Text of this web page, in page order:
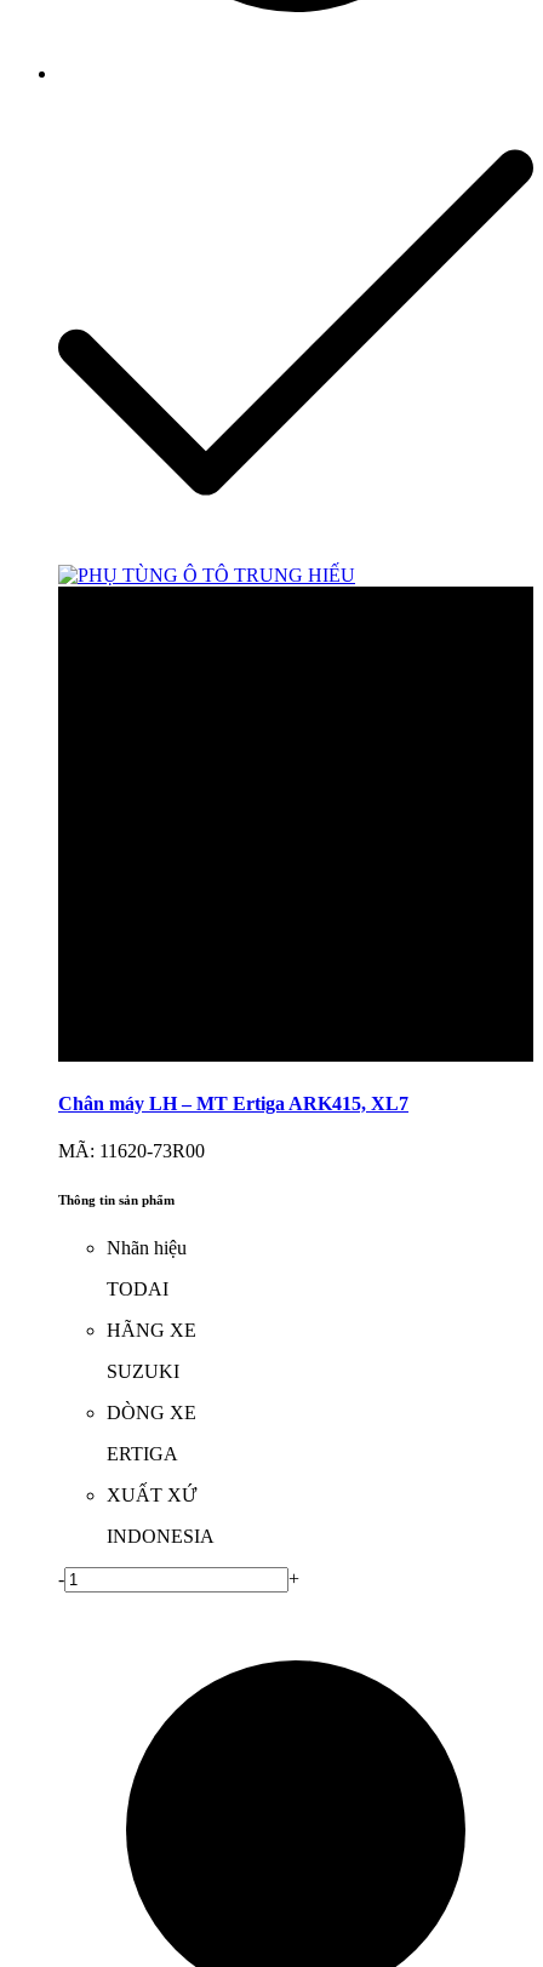
Chân máy LH – MT Ertiga ARK415, XL7
MÃ: 11620-73R00
Thông tin sản phẩm
Nhãn hiệu
TODAI
HÃNG XE
SUZUKI
DÒNG XE
ERTIGA
XUẤT XỨ
INDONESIA
- +